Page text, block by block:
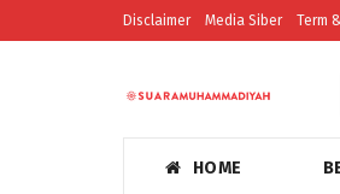
Disclaimer Media Siber Term
HOME